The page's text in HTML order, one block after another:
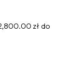
zł do